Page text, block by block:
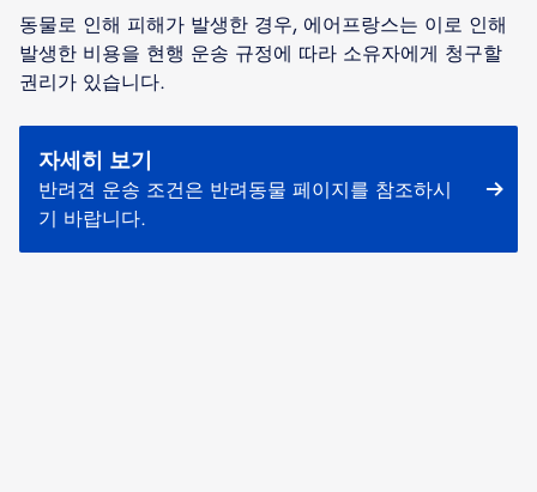
동물로 인해 피해가 발생한 경우, 에어프랑스는 이로 인해
발생한 비용을 현행 운송 규정에 따라 소유자에게 청구할
권리가 있습니다.
자세히 보기
반려견 운송 조건은 반려동물 페이지를 참조하시
기 바랍니다.